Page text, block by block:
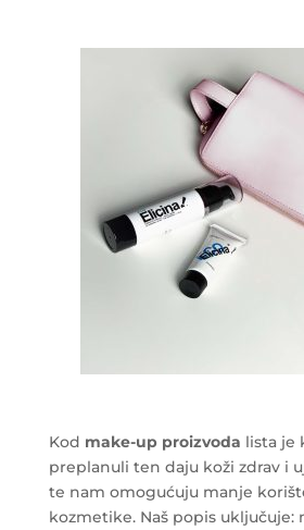
Kod make-up proizvoda lista je
preplanuli ten daju koži zdrav i
te nam omogućuju manje
kozmetike. Naš popis uključuje: